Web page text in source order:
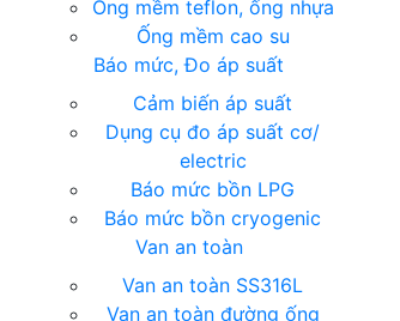
Ống mềm teflon, ống nhựa
Ống mềm cao su
Báo mức, Đo áp suất
Cảm biến áp suất
Dụng cụ đo áp suất cơ/
electric
Báo mức bồn LPG
Báo mức bồn cryogenic
Van an toàn
Van an toàn SS316L
Van an toàn đường ống